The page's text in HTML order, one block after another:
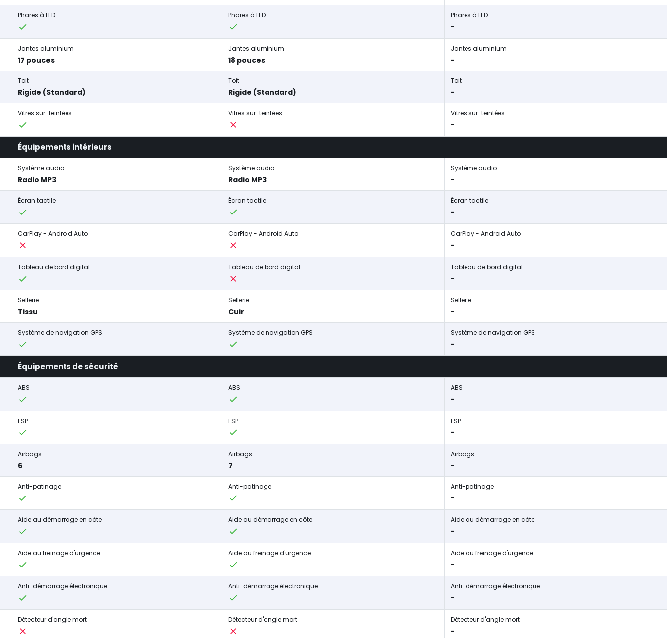
Phares à LED Phares à LED Phares à LED
-
Jantes aluminium
17 pouces
Jantes aluminium
18 pouces
Jantes aluminium
-
Toit
Rigide (Standard)
Toit
Rigide (Standard)
Toit
-
Vitres sur-teintées Vitres sur-teintées Vitres sur-teintées
-
Équipements intérieurs
Système audio
Radio MP3
Système audio
Radio MP3
Système audio
-
Écran tactile Écran tactile Écran tactile
-
CarPlay - Android Auto CarPlay - Android Auto CarPlay - Android Auto
-
Tableau de bord digital Tableau de bord digital Tableau de bord digital
-
Sellerie
Tissu
Sellerie
Cuir
Sellerie
-
Système de navigation GPS Système de navigation GPS Système de navigation GPS
-
Équipements de sécurité
ABS ABS ABS
-
ESP ESP ESP
-
Airbags
6
Airbags
7
Airbags
-
Anti-patinage Anti-patinage Anti-patinage
-
Aide au démarrage en côte Aide au démarrage en côte Aide au démarrage en côte
-
Aide au freinage d'urgence Aide au freinage d'urgence Aide au freinage d'urgence
-
Anti-démarrage électronique Anti-démarrage électronique Anti-démarrage électronique
-
Détecteur d'angle mort Détecteur d'angle mort Détecteur d'angle mort
-